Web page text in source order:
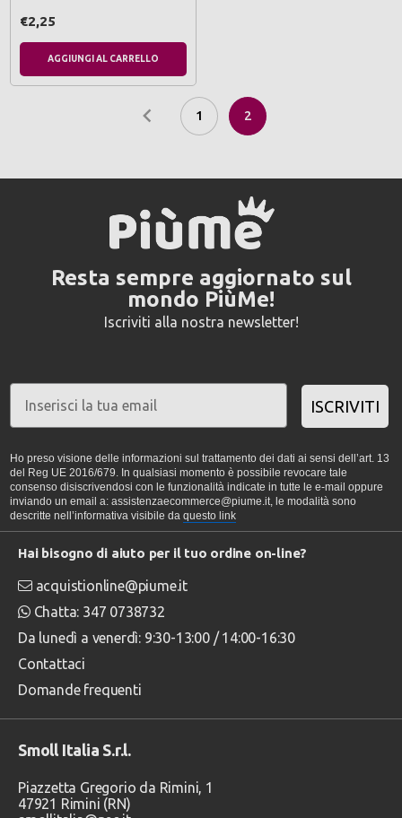
€2,25
AGGIUNGI AL CARRELLO
1 2
Resta sempre aggiornato sul
mondo PiùMe!
Iscriviti alla nostra newsletter!
ISCRIVITI
Ho preso visione delle informazioni sul trattamento dei dati ai sensi dell’art. 13
del Reg UE 2016/679. In qualsiasi momento è possibile revocare tale
consenso disiscrivendosi con le funzionalità indicate in tutte le e-mail oppure
inviando un email a: assistenzaecommerce@piume.it, le modalità sono
descritte nell’informativa visibile da questo link
Hai bisogno di aiuto per il tuo ordine on-line?
acquistionline@piume.it
Chatta: 347 0738732
Da lunedì a venerdì: 9:30-13:00 / 14:00-16:30
Contattaci
Domande frequenti
Smoll Italia S.r.l.
Piazzetta Gregorio da Rimini, 1
47921 Rimini (RN)